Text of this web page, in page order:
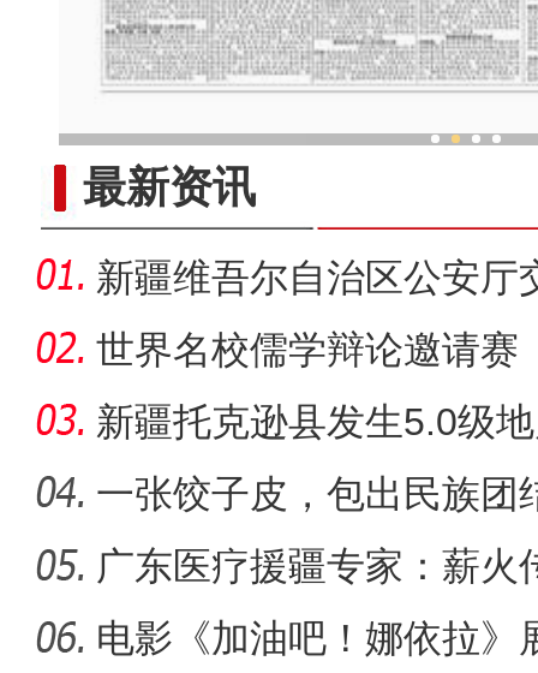
最新资讯
新疆维吾尔自治区公安厅
张建国
世界名校儒学辩论邀请赛
新疆托克逊县发生5.0级
失
一张饺子皮，包出民族团
广东医疗援疆专家：薪火
根基 守
电影《加油吧！娜依拉》